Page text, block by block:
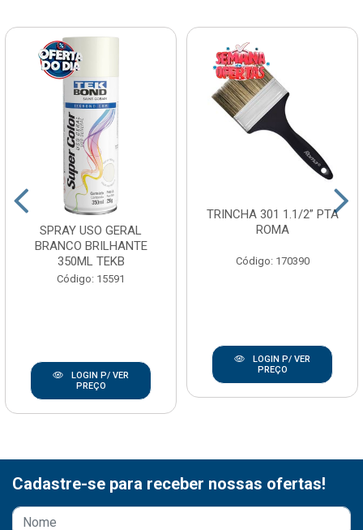
SPRAY USO GERAL
BRANCO BRILHANTE
350ML TEKB
Código: 15591
LOGIN P/ VER
PREÇO
TRINCHA 301 1.1/2” PTA
ROMA
Código: 170390
LOGIN P/ VER
PREÇO
Cadastre-se para receber nossas ofertas!